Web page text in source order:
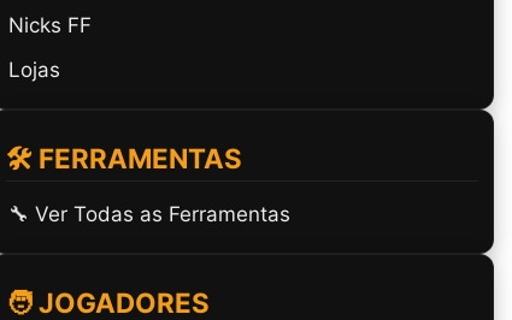
Nicks FF
Lojas
🛠️ FERRAMENTAS
🔧 Ver Todas as Ferramentas
🧑 JOGADORES